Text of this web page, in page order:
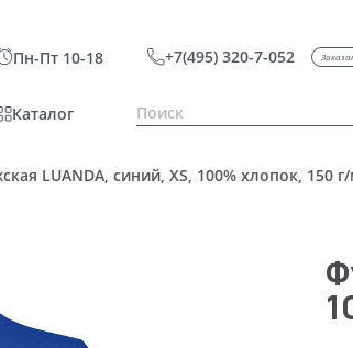
Пн-Пт 10-18 +7(495) 320-7-052
Каталог
LUANDA, синий, XS, 100% хлопок, 150